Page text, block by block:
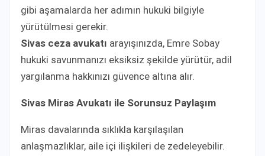
gibi aşamalarda her adımın hukuki bilgiyle
yürütülmesi gerekir.
Sivas ceza avukatı arayışınızda, Emre Sobay
hukuki savunmanızı eksiksiz şekilde yürütür, adil
yargılanma hakkınızı güvence altına alır.
Sivas Miras Avukatı ile Sorunsuz Paylaşım
Miras davalarında sıklıkla karşılaşılan
anlaşmazlıklar, aile içi ilişkileri de zedeleyebilir.